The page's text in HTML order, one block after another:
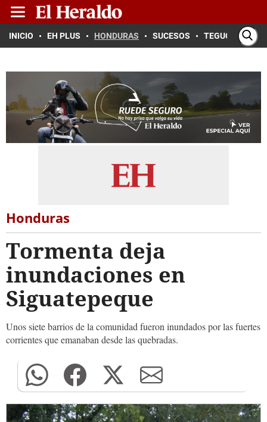
INICIO EH PLUS HONDURAS SUCESOS TEGUCIGALPA
Honduras
Tormenta deja
inundaciones en
Siguatepeque
Unos siete barrios de la comunidad fueron inundados por las fuertes
corrientes que emanaban desde las quebradas.